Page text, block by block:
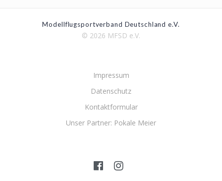
Modellflugsportverband Deutschland e.V.
© 2026 MFSD e.V.
Impressum
Datenschutz
Kontaktformular
Unser Partner: Pokale Meier